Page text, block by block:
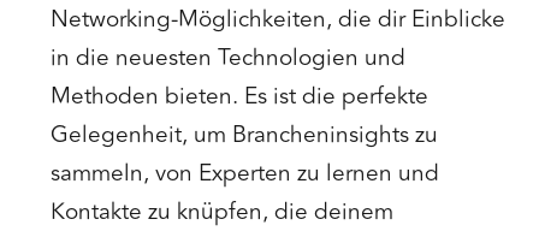
Networking-Möglichkeiten, die dir Einblicke
in die neuesten Technologien und
Methoden bieten. Es ist die perfekte
Gelegenheit, um Brancheninsights zu
sammeln, von Experten zu lernen und
Kontakte zu knüpfen, die deinem